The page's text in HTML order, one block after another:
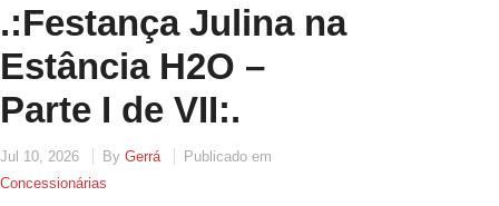
.:Festança Julina na
Estância H2O –
Parte I de VII:.
Jul 10, 2026 By Gerrá
Publicado em
Concessionárias